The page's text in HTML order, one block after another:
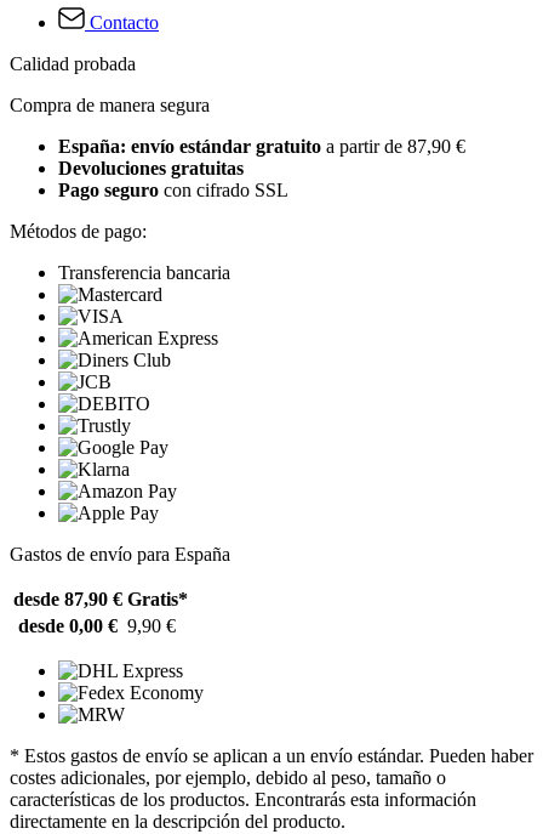
Contacto
Calidad probada
Compra de manera segura
España: envío estándar gratuito a partir de 87,90 €
Devoluciones gratuitas
Pago seguro con cifrado SSL
Métodos de pago:
Transferencia bancaria
Gastos de envío para España
desde 87,90 € Gratis*
desde 0,00 € 9,90 €
* Estos gastos de envío se aplican a un envío estándar. Pueden haber
costes adicionales, por ejemplo, debido al peso, tamaño o
características de los productos. Encontrarás esta información
directamente en la descripción del producto.